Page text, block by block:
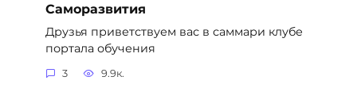
Саморазвития
Друзья приветствуем вас в саммари клубе
портала обучения
3 9.9к.